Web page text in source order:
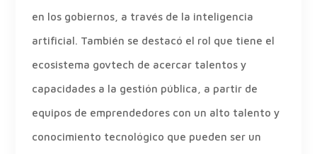
en los gobiernos, a través de la inteligencia
artificial. También se destacó el rol que tiene el
ecosistema govtech de acercar talentos y
capacidades a la gestión pública, a partir de
equipos de emprendedores con un alto talento y
conocimiento tecnológico que pueden ser un